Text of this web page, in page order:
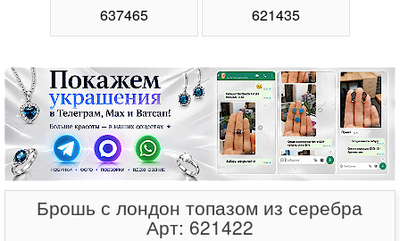
637465
621435
Брошь с лондон топазом из серебра
Арт: 621422